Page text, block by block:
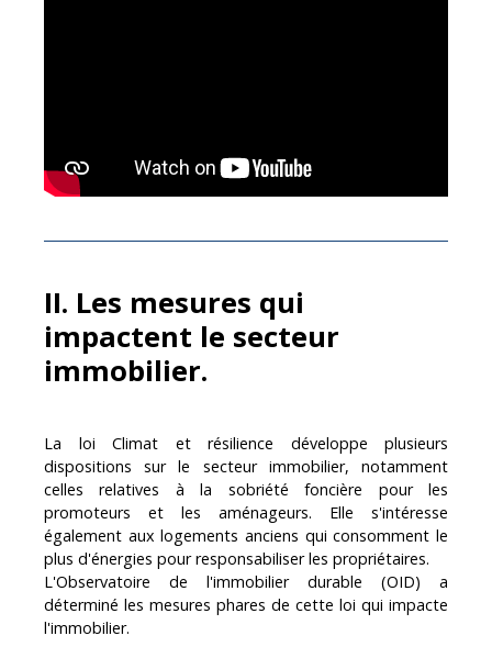
II. Les mesures qui
impactent le secteur
immobilier.
La loi Climat et résilience développe plusieurs
dispositions sur le secteur immobilier, notamment
celles relatives à la sobriété foncière pour les
promoteurs et les aménageurs. Elle s'intéresse
également aux logements anciens qui consomment le
plus d'énergies pour responsabiliser les propriétaires.
L'Observatoire de l'immobilier durable (OID) a
déterminé les mesures phares de cette loi qui impacte
l'immobilier.